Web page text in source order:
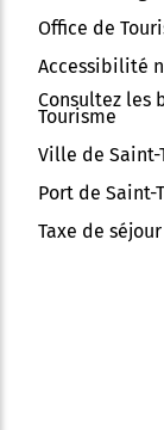
Office de
Accessibilité
Consultez les
Tourisme
Ville de Saint-
Port de Saint-
Taxe de séjour